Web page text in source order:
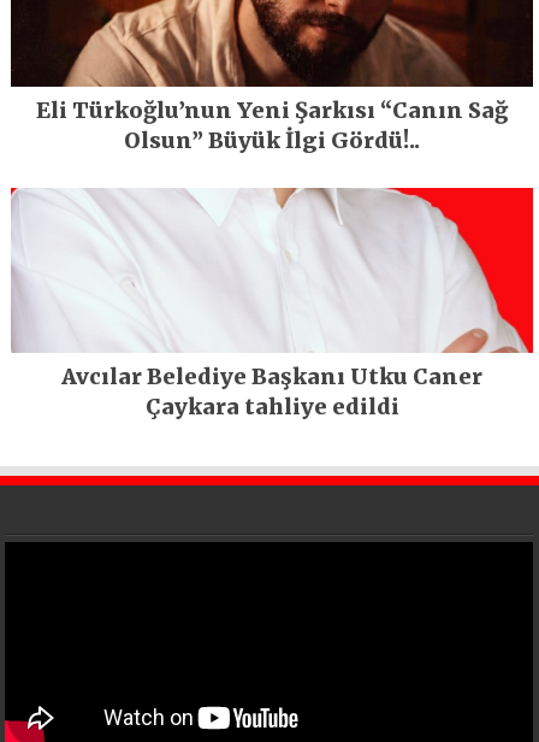
Eli Türkoğlu’nun Yeni Şarkısı “Canın Sağ
Olsun” Büyük İlgi Gördü!..
Avcılar Belediye Başkanı Utku Caner
Çaykara tahliye edildi